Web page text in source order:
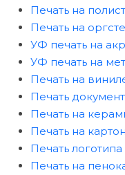
Печать на
Печать на
УФ печать на
УФ печать на
Печать на
Печать
Печать на
Печать на
Печать логотипа
Печать на